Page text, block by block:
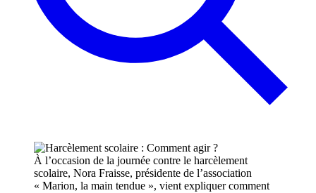
À l’occasion de la journée contre le harcèlement
scolaire, Nora Fraisse, présidente de l’association
« Marion, la main tendue », vient expliquer comment